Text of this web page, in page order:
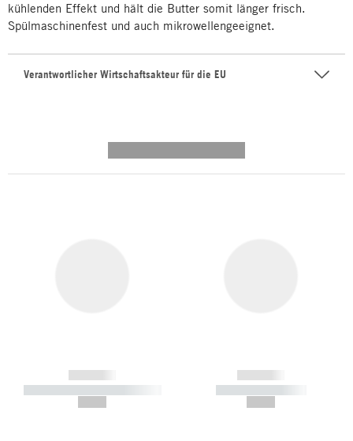
kühlenden Effekt und hält die Butter somit länger frisch.
Spülmaschinenfest und auch mikrowellengeeignet.
Verantwortlicher Wirtschaftsakteur für die EU
------------
----------- ----------- -----------
------------
----------- -----------